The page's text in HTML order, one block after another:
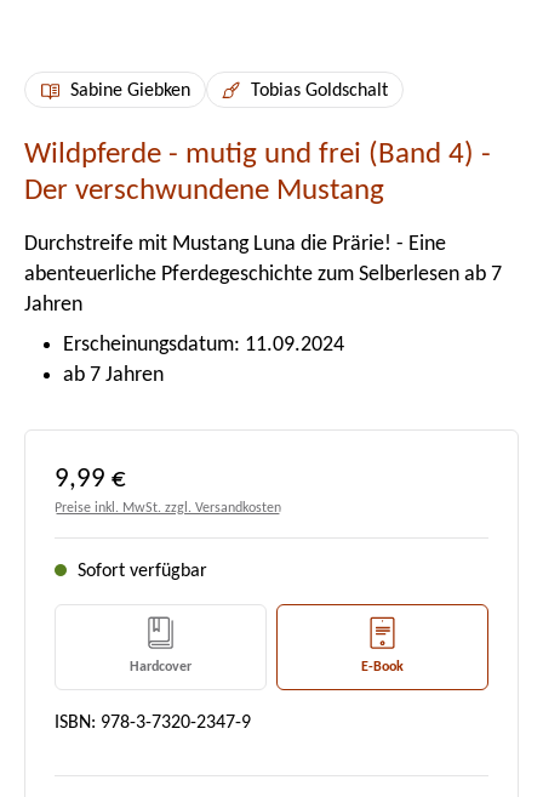
Sabine Giebken Tobias Goldschalt
Wildpferde - mutig und frei (Band 4) -
Der verschwundene Mustang
Durchstreife mit Mustang Luna die Prärie! - Eine
abenteuerliche Pferdegeschichte zum Selberlesen ab 7
Jahren
Erscheinungsdatum: 11.09.2024
ab 7 Jahren
Regulärer Preis:
9,99 €
Preise inkl. MwSt. zzgl. Versandkosten
Sofort verfügbar
Hardcover E-Book
ISBN: 978-3-7320-2347-9